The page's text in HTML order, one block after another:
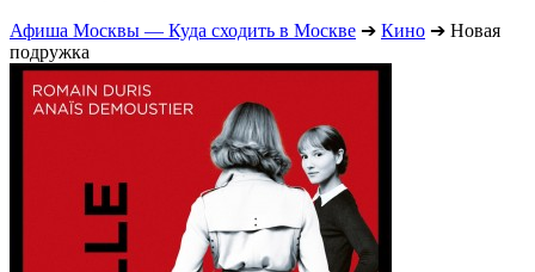
Афиша Москвы — Куда сходить в Москве ➔ Кино ➔ Новая
подружка